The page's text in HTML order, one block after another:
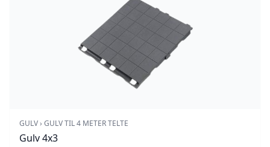
GULV › GULV TIL 4 METER TELTE
Gulv 4x3